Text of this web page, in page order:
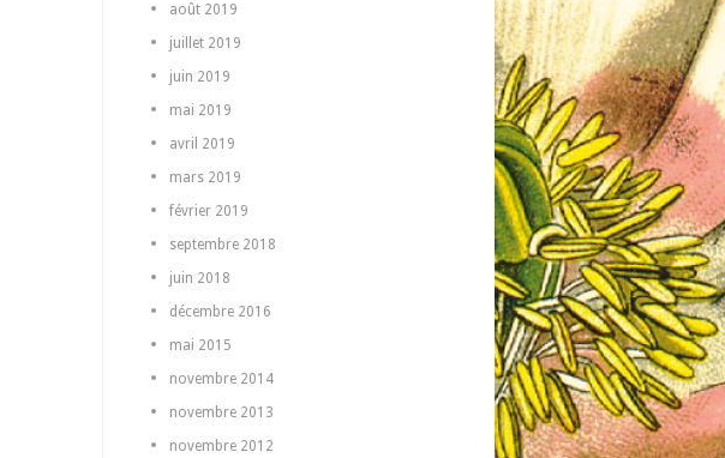
août 2019
juillet 2019
juin 2019
mai 2019
avril 2019
mars 2019
février 2019
septembre 2018
juin 2018
décembre 2016
mai 2015
novembre 2014
novembre 2013
novembre 2012